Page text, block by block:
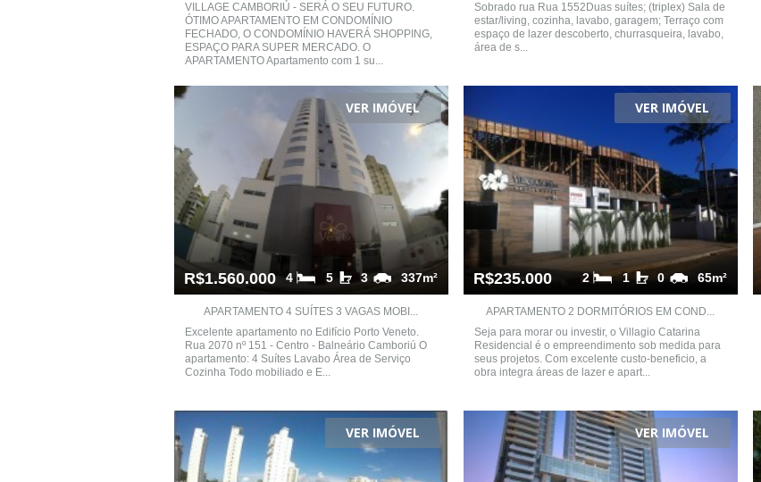
VILLAGE CAMBORIÚ - SERÁ O SEU FUTURO.
ÓTIMO APARTAMENTO EM CONDOMÍNIO
FECHADO, O CONDOMÍNIO HAVERÁ SHOPPING,
ESPAÇO PARA SUPER MERCADO. O
APARTAMENTO Apartamento com 1 su...
Sobrado rua Rua 1552​ Duas suítes; (triplex) Sala de
estar/living, cozinha, lavabo, garagem; Terraço com
espaço de lazer descoberto, churrasqueira, lavabo,
área de s...
VER IMÓVEL
R$1.560.000 337m²
3
5
4
APARTAMENTO 4 SUÍTES 3 VAGAS MOBI...
Excelente apartamento no Edifício Porto Veneto.
Rua 2070 nº 151 - Centro - Balneário Camboriú O
apartamento: 4 Suítes Lavabo Área de Serviço
Cozinha Todo mobiliado e E...
VER IMÓVEL
R$235.000 65m²
0
1
2
APARTAMENTO 2 DORMITÓRIOS EM COND...
Seja para morar ou investir, o Villagio Catarina
Residencial é o empreendimento sob medida para
seus projetos. Com excelente custo-beneficio, a
obra integra áreas de lazer e apart...
VER IMÓVEL VER IMÓVEL